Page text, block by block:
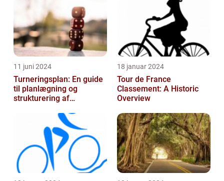
11 juni 2024
Turneringsplan: En guide
til planlægning og
strukturering af
18 januar 2024
Tour de France
Classement: A Historic
Overview